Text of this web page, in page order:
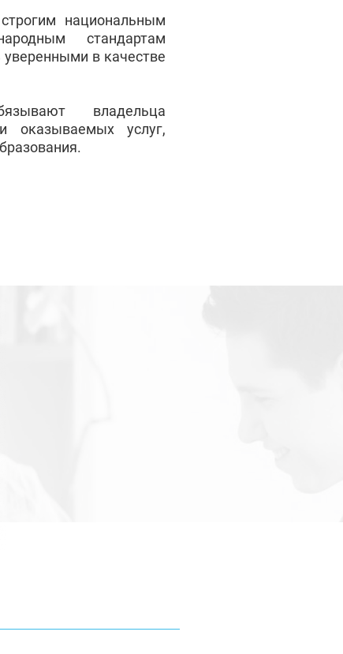
национальным
стандартам
в качестве
владельца
оказываемых услуг,